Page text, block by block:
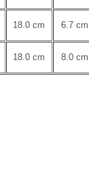
18.0 cm 6.7 cm
18.0 cm 8.0 cm